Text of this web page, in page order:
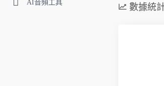
AI音頻工具 數據統